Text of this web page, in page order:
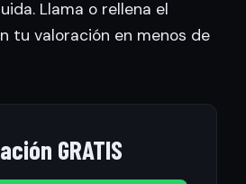
Llama o rellena el
tu valoración en menos de
GRATIS